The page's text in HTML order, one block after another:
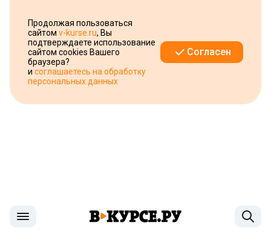
Продолжая пользоваться
сайтом v-kurse.ru, Вы
подтверждаете использование
сайтом cookies Вашего
браузера?
и соглашаетесь на обработку
персональных данных
Согласен